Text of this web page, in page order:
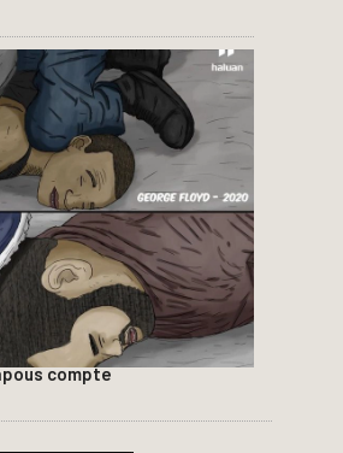
compte